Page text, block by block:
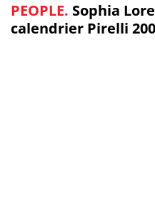
PEOPLE. Sophia
calendrier Pirelli